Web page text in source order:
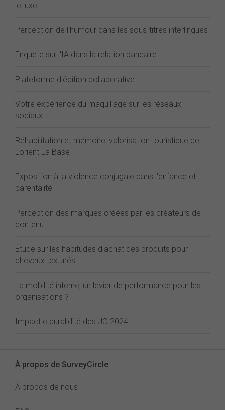
le luxe
Perception de l'humour dans les sous-titres interlingues
Enquete sur l'IA dans la relation bancaire
Plateforme d'édition collaborative
Votre expérience du maquillage sur les réseaux
sociaux
Réhabilitation et mémoire: valorisation touristique de
Lorient La Base
Exposition à la violence conjugale dans l'enfance et
parentalité
Perception des marques créées par les créateurs de
contenu
Étude sur les habitudes d'achat des produits pour
cheveux texturés
La mobilité interne, un levier de performance pour les
organisations ?
Impact e durabilité des JO 2024
À propos de SurveyCircle
À propos de nous